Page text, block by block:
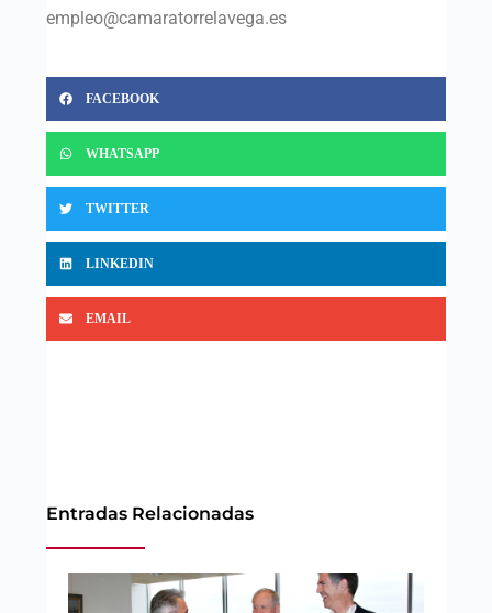
empleo@camaratorrelavega.es
FACEBOOK
WHATSAPP
TWITTER
LINKEDIN
EMAIL
Entradas Relacionadas